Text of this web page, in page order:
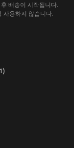
배송이 시작됩니다.
사용하지 않습니다.